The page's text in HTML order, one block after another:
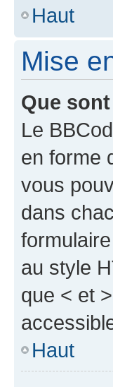
Haut
Mise
Que
Le
en forme
vous
dans
au style
que < et
Haut